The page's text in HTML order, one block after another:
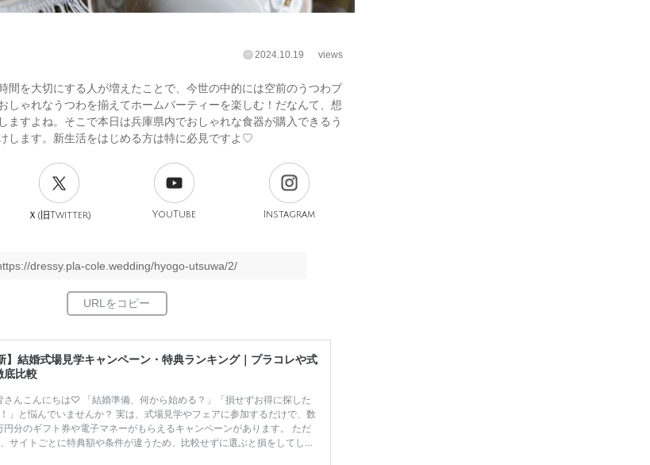
2024.10.19 views
間を大切にする人が増えたことで、今世の中的には空前のうつわブ
しゃれなうつわを揃えてホームパーティーを楽しむ！だなんて、想
ますよね。そこで本日は兵庫県内でおしゃれな食器が購入できるう
します。新生活をはじめる方は特に必見ですよ♡
Ｘ(旧Twitter) YouTube Instagram
dressy.pla-cole.wedding/hyogo-utsuwa/2/
】結婚式場見学キャンペーン・特典ランキング｜プラコレや式
底比較
さんこんにちは♡ 「結婚準備、何から始める？」「損せずお得に探した
」と悩んでいませんか？ 実は、式場見学やフェアに参加するだけで、数
円分のギフト券や電子マネーがもらえるキャンペーンがあります。 ただ
サイトごとに特典額や条件が違うため、比較せずに選ぶと損をしてしま